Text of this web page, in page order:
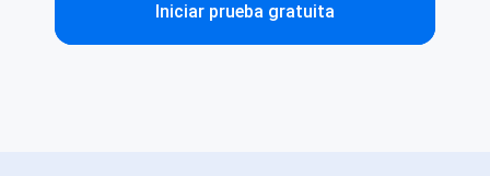
Iniciar prueba gratuita